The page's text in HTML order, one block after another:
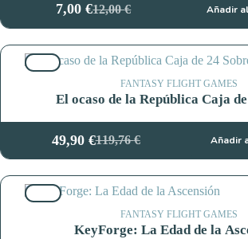
12,00€
El
precio
original
era:
12,00 €.
7,00€El
precio
actual
es:
7,00 €.
Añadir
FANTASY FLIGHT GAMES
El ocaso de la República Caja
119,76€
El
precio
original
era:
119,76 €.
49,90 €El
precio
actual
es:
49,90 €.
Añadir
FANTASY FLIGHT GAMES
KeyForge: La Edad de la